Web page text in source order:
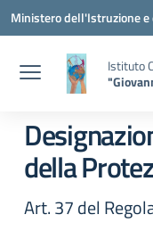
Vai ai contenuti
Vai al menu di navigazione
Vai al footer
Ministero dell'Istruzione
Istituto
della
Art. 37 del